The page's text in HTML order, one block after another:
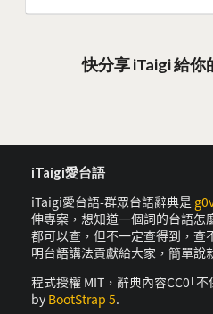
快分享 iTaigi 給你
iTaigi愛台語
iTaigi愛台語-群眾台語辭典是
伸專案，想知道一個詞的台語怎
都可以查，但不一定查得到，查
明台語講法貢獻給大家，簡單說
程式授權 MIT，辭典內容CC0｢
by BootStrap 5.